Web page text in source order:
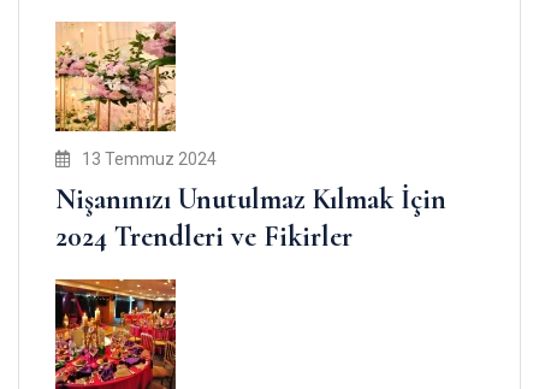
13 Temmuz 2024
Nişanınızı Unutulmaz Kılmak İçin
2024 Trendleri ve Fikirler